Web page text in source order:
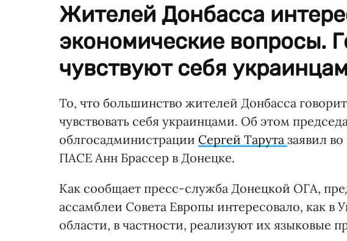
Жителей Донбасса
экономические вопросы.
чувствуют себя
То, что большинство жителей Донбасса
чувствовать себя украинцами. Об этом
облгосадминистрации Сергей Тарута заявил
ПАСЕ Анн Брассер в Донецке.
Как сообщает пресс-служба Донецкой ОГА,
ассамблеи Совета Европы интересовало, как в
области, в частности, реализуют их языковые